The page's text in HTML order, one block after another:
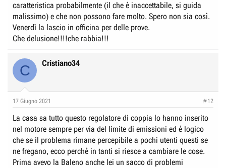
caratteristica probabilmente (il che è inaccettabile, si guida
malissimo) e che non possono fare molto. Spero non sia così.
Venerdì la lascio in officina per delle prove.
Che delusione!!!!che rabbia!!!
C Cristiano34
17 Giugno 2021 #12
La casa sa tutto questo regolatore di coppia lo hanno inserito
nel motore sempre per via del limite di emissioni ed è logico
che se il problema rimane percepibile a pochi utenti questi se
ne fregano, ecco perchè in tanti si riesce a cambiare le cose.
Prima avevo la Baleno anche lei un sacco di problemi